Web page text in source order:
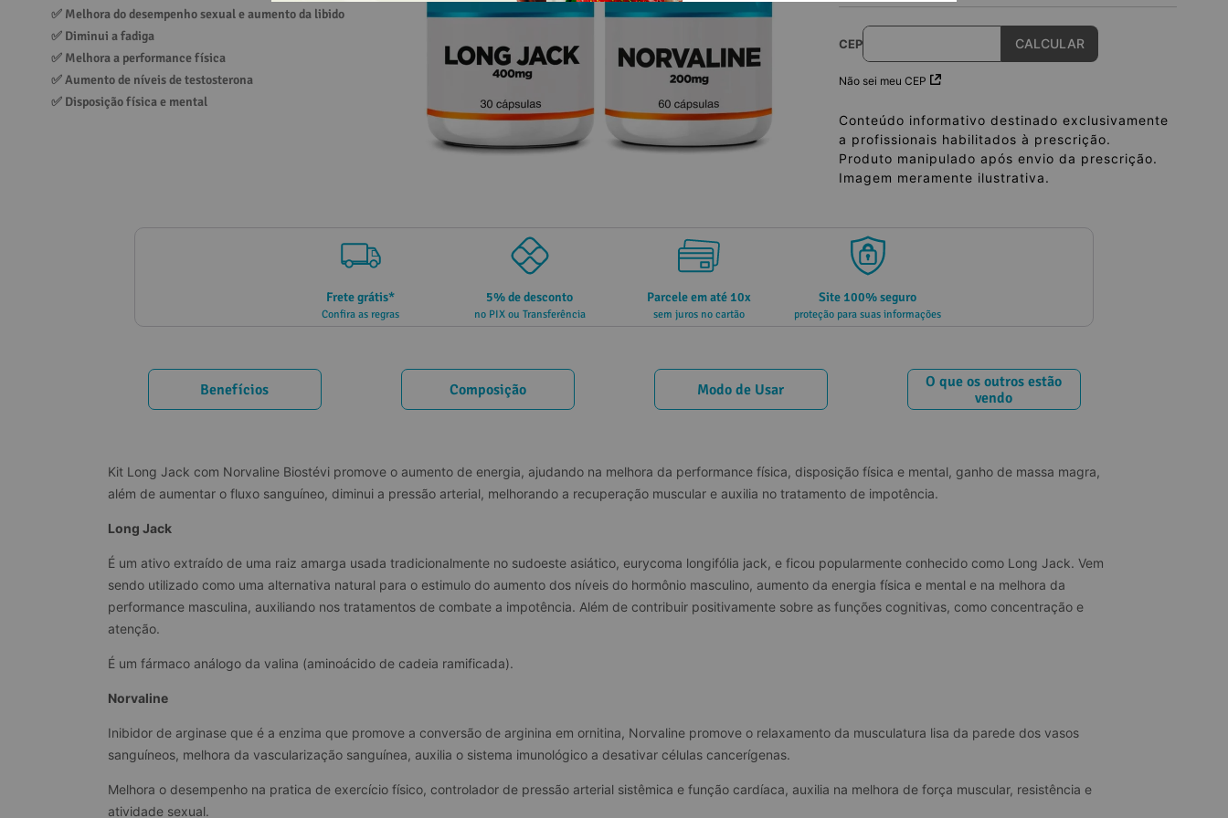
✅ Melhora do desempenho sexual e aumento da libido
✅ Diminui a fadiga
✅ Melhora a performance física
✅ Aumento de níveis de testosterona
✅ Disposição física e mental
CEP
Não sei meu CEP
Conteúdo informativo destinado exclusivamente
a profissionais habilitados à prescrição.
Produto manipulado após envio da prescrição.
Imagem meramente ilustrativa.
Frete grátis*
Confira as regras
5% de desconto
no PIX ou Transferência
Parcele em até 10x
sem juros no cartão
Site 100% seguro
proteção para suas informações
Benefícios Composição Modo de Usar
O que os outros estão
vendo
Kit Long Jack com Norvaline Biostévi promove o aumento de energia, ajudando na melhora da performance física, disposição física e mental, ganho de massa magra,
além de aumentar o fluxo sanguíneo, diminui a pressão arterial, melhorando a recuperação muscular e auxilia no tratamento de impotência.
Long Jack
É um ativo extraído de uma raiz amarga usada tradicionalmente no sudoeste asiático, eurycoma longifólia jack, e ficou popularmente conhecido como Long Jack. Vem
sendo utilizado como uma alternativa natural para o estimulo do aumento dos níveis do hormônio masculino, aumento da energia física e mental e na melhora da
performance masculina, auxiliando nos tratamentos de combate a impotência. Além de contribuir positivamente sobre as funções cognitivas, como concentração e
atenção.
É um fármaco análogo da valina (aminoácido de cadeia ramificada).
Norvaline
Inibidor de arginase que é a enzima que promove a conversão de arginina em ornitina, Norvaline promove o relaxamento da musculatura lisa da parede dos vasos
sanguíneos, melhora da vascularização sanguínea, auxilia o sistema imunológico a desativar células cancerígenas.
Melhora o desempenho na pratica de exercício físico, controlador de pressão arterial sistêmica e função cardíaca, auxilia na melhora de força muscular, resistência e
atividade sexual.
10º vitamina